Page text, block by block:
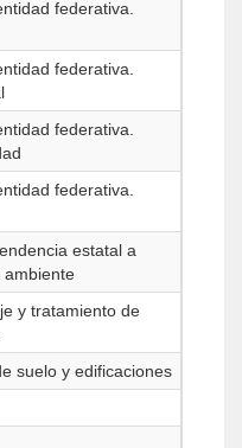
federativa.
federativa.
federativa.
federativa.
estatal a
ambiente
y tratamiento de
suelo y edificaciones